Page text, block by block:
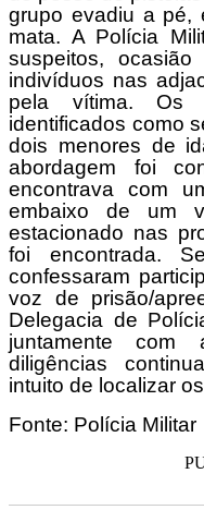
grupo evadiu a pé,
mata. A Polícia
suspeitos,
indivíduos nas
pela vítima. Os
identificados como
dois menores de
abordagem foi
encontrava com
embaixo de um
estacionado nas
foi encontrada.
confessaram
voz de prisão/
Delegacia de
juntamente com
diligências
intuito de localizar
Fonte: Polícia Militar